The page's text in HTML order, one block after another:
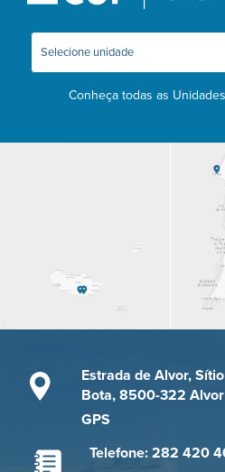
Conheça todas as
Estrada de Alvor,
Bota, 8500-322
GPS
Telefone: 282 420